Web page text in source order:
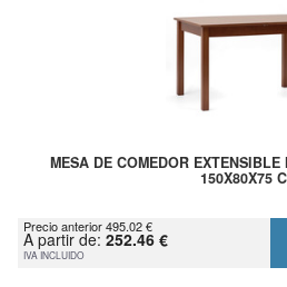
MESA DE COMEDOR
150X80X75
Precio anterior 495.02 €
A partir de: 252.46 €
IVA INCLUIDO